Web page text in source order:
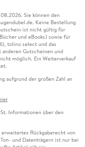
Sie können den
Keine Bestellung
ist nicht gültig für
und eBooks) sowie für
tolino select und das
Gutscheinen und
möglich. Ein Weiterverkauf
aufgrund der großen Zahl an
Informationen über den
Rückgaberecht von
und Datenträgern ist nur bei